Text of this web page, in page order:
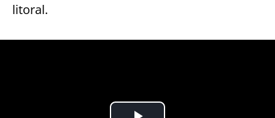
litoral.